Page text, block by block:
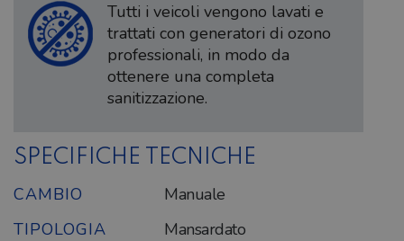
Tutti i veicoli vengono lavati e
trattati con generatori di ozono
professionali, in modo da
ottenere una completa
sanitizzazione.
SPECIFICHE TECNICHE
CAMBIO
Manuale
TIPOLOGIA
Mansardato